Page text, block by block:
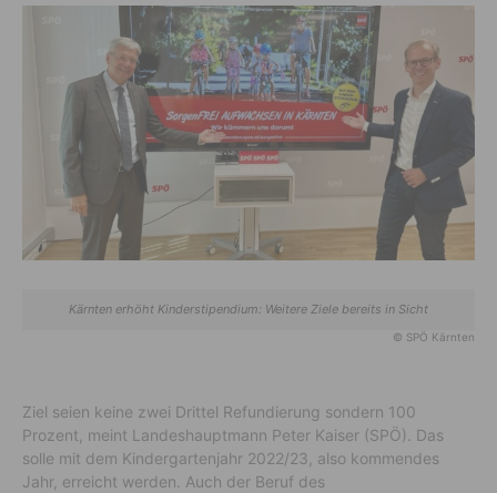
Kärnten erhöht Kinder­stipendium: Weitere Ziele bereits in Sicht
© SPÖ Kärnten
Ziel seien keine zwei Drittel Refundierung sondern 100
Prozent, meint Landeshauptmann Peter Kaiser (SPÖ). Das
solle mit dem Kindergartenjahr 2022/23, also kommendes
Jahr, erreicht werden. Auch der Beruf des